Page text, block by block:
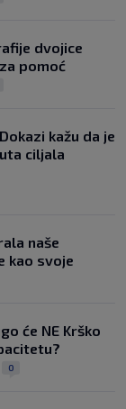
dvojice
pomoć
kažu da je
ciljala
naše
kao svoje
će NE Krško
0